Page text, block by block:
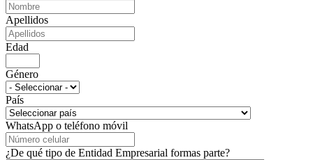
Apellidos
Edad
Género
País
WhatsApp o teléfono móvil
¿De qué tipo de Entidad Empresarial formas parte?